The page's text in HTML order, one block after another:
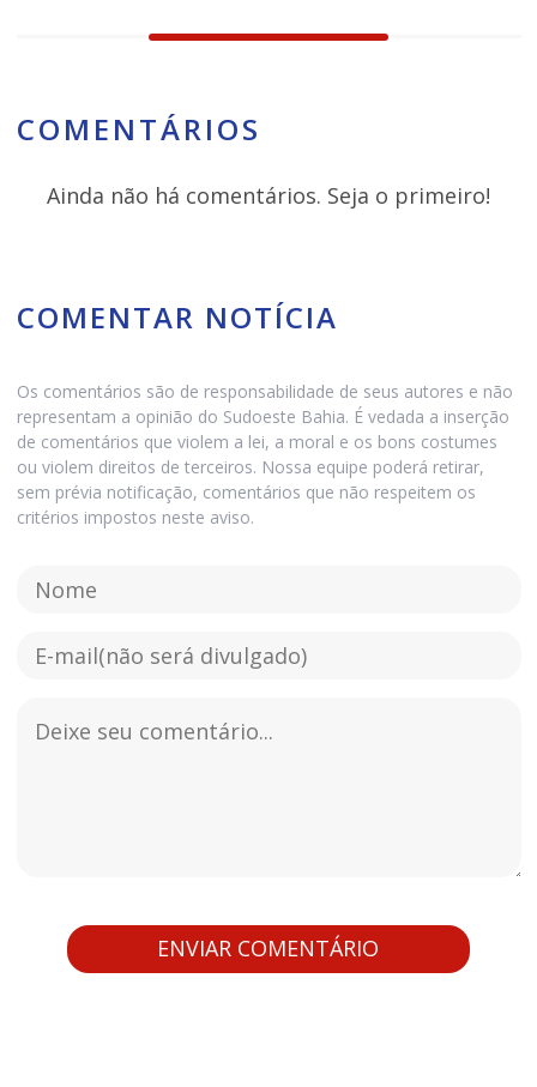
COMENTÁRIOS
Ainda não há comentários. Seja o primeiro!
COMENTAR NOTÍCIA
Os comentários são de responsabilidade de seus autores e não
representam a opinião do Sudoeste Bahia. É vedada a inserção
de comentários que violem a lei, a moral e os bons costumes
ou violem direitos de terceiros. Nossa equipe poderá retirar,
sem prévia notificação, comentários que não respeitem os
critérios impostos neste aviso.